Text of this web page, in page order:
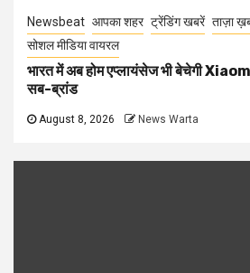
Newsbeat आपका शहर ट्रेंडिंग खबरें ताज़ा
सोशल मीडिया वायरल
भारत में अब होम एप्लायंसेज भी बेचेगी
सब-ब्रांड
August 8, 2026 News Warta